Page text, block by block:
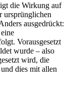
die Wirkung auf
ursprünglichen
ausgedrückt:
Vorausgesetzt
wurde – also
wird, die
dies mit allen